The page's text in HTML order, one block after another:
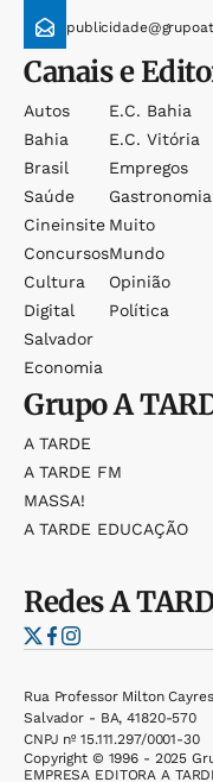
Canais e
Autos
Bahia
Brasil
Saúde
Cineinsite
Concursos
Cultura
Digital
Salvador
Economia
E.c. Bahia
E.c. Vitória
Empregos
Gastronomia
Muito
Mundo
Opinião
Política
GrupoA
A TARDE
A TARDE FM
MASSA!
A TARDE EDUCAÇÃO
RedesA
Rua Professor Milton
Salvador - BA, 41820-570
CNPJ nº 15.111.297/0001-30
Copyright © 1996 - 2025
EMPRESA EDITORA A